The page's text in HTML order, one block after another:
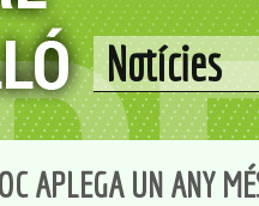
Notícies
APLEGA UN ANY